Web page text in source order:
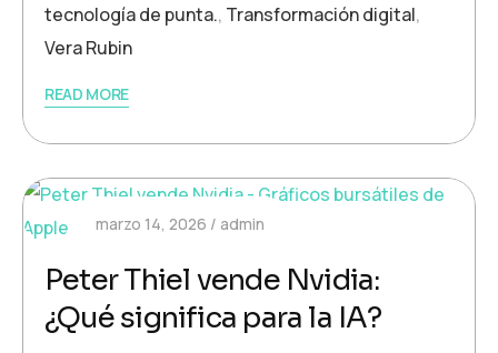
tecnología de punta., Transformación digital,
Vera Rubin
READ MORE
marzo 14, 2026 admin
Peter Thiel vende Nvidia:
¿Qué significa para la IA?